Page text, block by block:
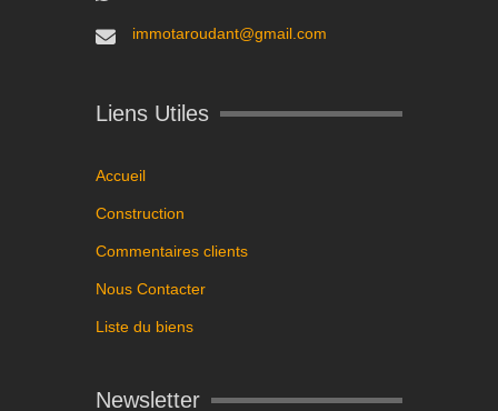
immotaroudant@gmail.com
Liens Utiles
Accueil
Construction
Commentaires clients
Nous Contacter
Liste du biens
Newsletter